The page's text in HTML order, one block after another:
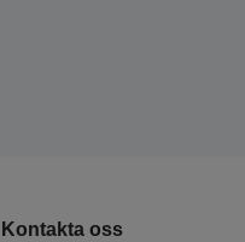
Kontakta oss